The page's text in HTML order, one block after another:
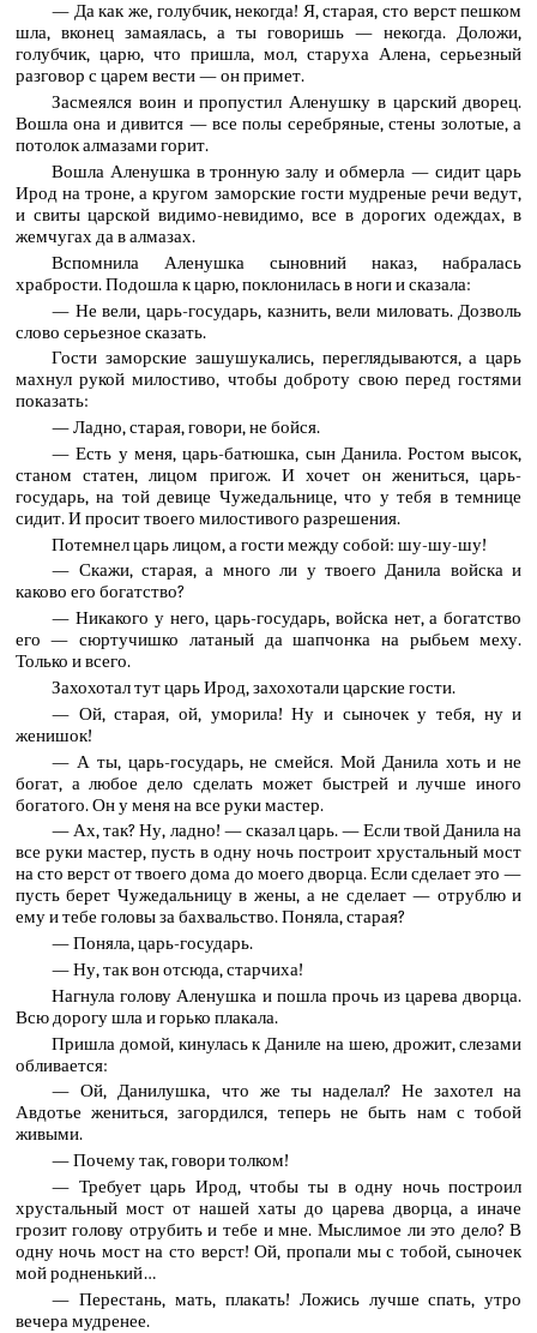
— Да как же, голубчик, некогда! Я, старая, сто верст пешком
шла, вконец замаялась, а ты говоришь — некогда. Доложи,
голубчик, царю, что пришла, мол, старуха Алена, серьезный
разговор с царем вести — он примет.
Засмеялся воин и пропустил Аленушку в царский дворец.
Вошла она и дивится — все полы серебряные, стены золотые, а
потолок алмазами горит.
Вошла Аленушка в тронную залу и обмерла — сидит царь
Ирод на троне, а кругом заморские гости мудреные речи ведут,
и свиты царской видимо-невидимо, все в дорогих одеждах, в
жемчугах да в алмазах.
Вспомнила Аленушка сыновний наказ, набралась
храбрости. Подошла к царю, поклонилась в ноги и сказала:
— Не вели, царь-государь, казнить, вели миловать. Дозволь
слово серьезное сказать.
Гости заморские зашушукались, переглядываются, а царь
махнул рукой милостиво, чтобы доброту свою перед гостями
показать:
— Ладно, старая, говори, не бойся.
— Есть у меня, царь-батюшка, сын Данила. Ростом высок,
станом статен, лицом пригож. И хочет он жениться, царь-
государь, на той девице Чужедальнице, что у тебя в темнице
сидит. И просит твоего милостивого разрешения.
Потемнел царь лицом, а гости между собой: шу-шу-шу!
— Скажи, старая, а много ли у твоего Данила войска и
каково его богатство?
— Никакого у него, царь-государь, войска нет, а богатство
его — сюртучишко латаный да шапчонка на рыбьем меху.
Только и всего.
Захохотал тут царь Ирод, захохотали царские гости.
— Ой, старая, ой, уморила! Ну и сыночек у тебя, ну и
женишок!
— А ты, царь-государь, не смейся. Мой Данила хоть и не
богат, а любое дело сделать может быстрей и лучше иного
богатого. Он у меня на все руки мастер.
— Ах, так? Ну, ладно! — сказал царь. — Если твой Данила на
все руки мастер, пусть в одну ночь построит хрустальный мост
на сто верст от твоего дома до моего дворца. Если сделает это —
пусть берет Чужедальницу в жены, а не сделает — отрублю и
ему и тебе головы за бахвальство. Поняла, старая?
— Поняла, царь-государь.
— Ну, так вон отсюда, старчиха!
Нагнула голову Аленушка и пошла прочь из царева дворца.
Всю дорогу шла и горько плакала.
Пришла домой, кинулась к Даниле на шею, дрожит, слезами
обливается:
— Ой, Данилушка, что же ты наделал? Не захотел на
Авдотье жениться, загордился, теперь не быть нам с тобой
живыми.
— Почему так, говори толком!
— Требует царь Ирод, чтобы ты в одну ночь построил
хрустальный мост от нашей хаты до царева дворца, а иначе
грозит голову отрубить и тебе и мне. Мыслимое ли это дело? В
одну ночь мост на сто верст! Ой, пропали мы с тобой, сыночек
мой родненький…
— Перестань, мать, плакать! Ложись лучше спать, утро
вечера мудренее.